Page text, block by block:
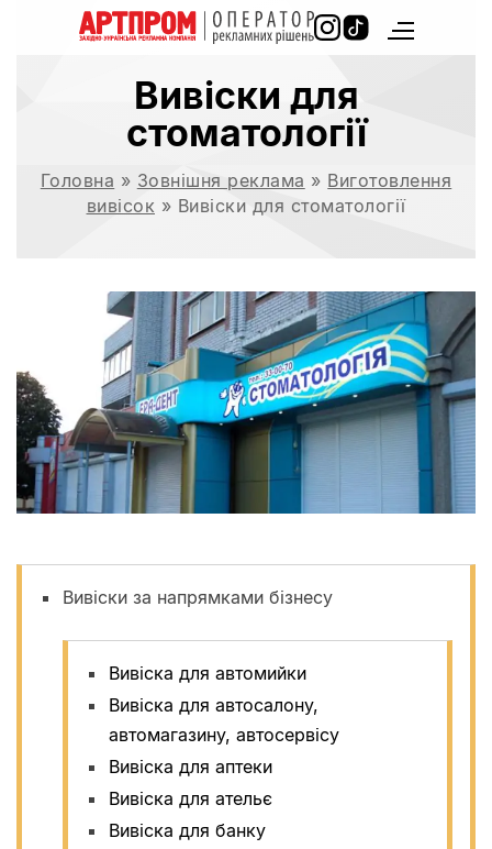
Вивіски для
стоматології
Головна » Зовнішня реклама » Виготовлення
вивісок » Вивіски для стоматології
Вивіски за напрямками бізнесу
Вивіска для автомийки
Вивіска для автосалону,
автомагазину, автосервісу
Вивіска для аптеки
Вивіска для ательє
Вивіска для банку